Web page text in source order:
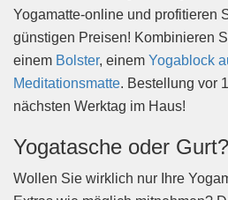
Yogamatte-online und profitieren
günstigen Preisen! Kombinieren
einem Bolster, einem Yogablock
Meditationsmatte. Bestellung vor
nächsten Werktag im Haus!
Yogatasche oder Gurt?
Wollen Sie wirklich nur Ihre